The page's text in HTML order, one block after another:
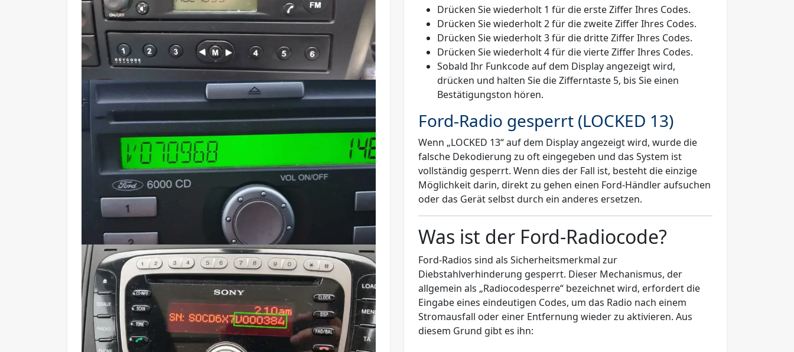
Drücken Sie wiederholt 1 für die erste Ziffer Ihres Codes.
Drücken Sie wiederholt 2 für die zweite Ziffer Ihres Codes.
Drücken Sie wiederholt 3 für die dritte Ziffer Ihres Codes.
Drücken Sie wiederholt 4 für die vierte Ziffer Ihres Codes.
Sobald Ihr Funkcode auf dem Display angezeigt wird,
drücken und halten Sie die Zifferntaste 5, bis Sie einen
Bestätigungston hören.
Ford-Radio gesperrt (LOCKED 13)
Wenn „LOCKED 13“auf dem Display angezeigt wird, wurde die
falsche Dekodierung zu oft eingegeben und das System ist
vollständig gesperrt. Wenn dies der Fall ist, besteht die einzige
Möglichkeit darin, direkt zu gehen einen Ford-Händler aufsuchen
oder das Gerät selbst durch ein anderes ersetzen.
Was ist der Ford-Radiocode?
Ford-Radios sind als Sicherheitsmerkmal zur
Diebstahlverhinderung gesperrt. Dieser Mechanismus, der
allgemein als „Radiocodesperre“ bezeichnet wird, erfordert die
Eingabe eines eindeutigen Codes, um das Radio nach einem
Stromausfall oder einer Entfernung wieder zu aktivieren. Aus
diesem Grund gibt es ihn: